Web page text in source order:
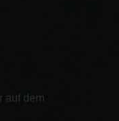
auf dem